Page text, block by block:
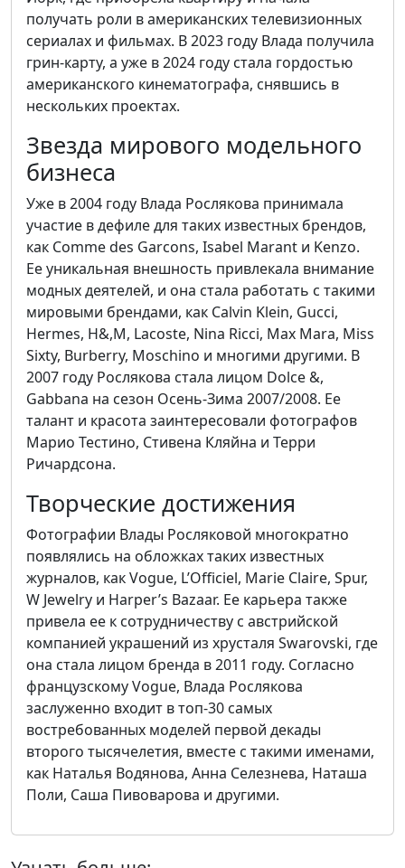
получать роли в американских телевизионных
сериалах и фильмах. В 2023 году Влада получила
грин-карту, а уже в 2024 году стала гордостью
американского кинематографа, снявшись в
нескольких проектах.
Звезда мирового модельного
бизнеса
Уже в 2004 году Влада Рослякова принимала
участие в дефиле для таких известных брендов,
как Comme des Garcons, Isabel Marant и Kenzo.
Ее уникальная внешность привлекала внимание
модных деятелей, и она стала работать с такими
мировыми брендами, как Calvin Klein, Gucci,
Hermes, H&,M, Lacoste, Nina Ricci, Max Mara, Miss
Sixty, Burberry, Moschino и многими другими. В
2007 году Рослякова стала лицом Dolce &,
Gabbana на сезон Осень-Зима 2007/2008. Ее
талант и красота заинтересовали фотографов
Марио Тестино, Стивена Кляйна и Терри
Ричардсона.
Творческие достижения
Фотографии Влады Росляковой многократно
появлялись на обложках таких известных
журналов, как Vogue, L’Officiel, Marie Claire, Spur,
W Jewelry и Harper’s Bazaar. Ее карьера также
привела ее к сотрудничеству с австрийской
компанией украшений из хрусталя Swarovski, где
она стала лицом бренда в 2011 году. Согласно
французскому Vogue, Влада Рослякова
заслуженно входит в топ-30 самых
востребованных моделей первой декады
второго тысячелетия, вместе с такими именами,
как Наталья Водянова, Анна Селезнева, Наташа
Поли, Саша Пивоварова и другими.